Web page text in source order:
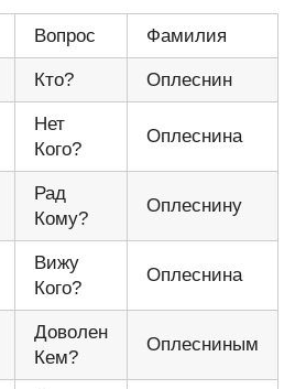
Вопрос Фамилия
Кто? Оплеснин
Нет
Кого?
Оплеснина
Рад
Кому?
Оплеснину
Вижу
Кого?
Оплеснина
Доволен
Кем?
Оплесниным